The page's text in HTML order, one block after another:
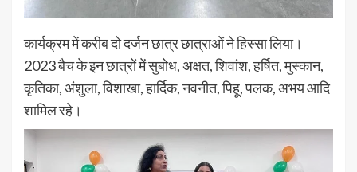
कार्यक्रम में करीब दो दर्जन छात्र छात्राओं ने हिस्सा लिया।
2023 बैच के इन छात्रों में सुबोध, अक्षत, शिवांश, हर्षित, मुस्कान,
कृतिका, अंशुला, विशाखा, हार्दिक, नवनीत, पिहू, पलक, अभय आदि
शामिल रहे।